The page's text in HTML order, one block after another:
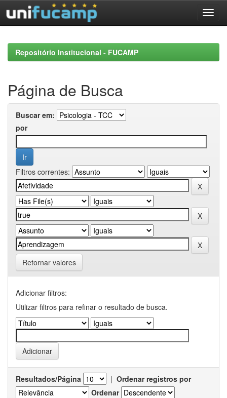
navigationRepositório Institucional - FUCAMP
Página de Busca
Buscar em:
por
Filtros correntes:
Retornar valores
Adicionar filtros:
Utilizar filtros para refinar o resultado de busca.
Resultados/Página | Ordenar registros por
Ordenar